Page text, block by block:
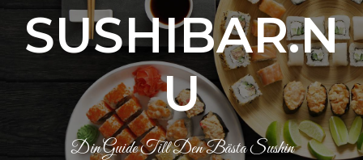
SUSHIBAR.N
U
Din Guide Till Den Bästa Sushin